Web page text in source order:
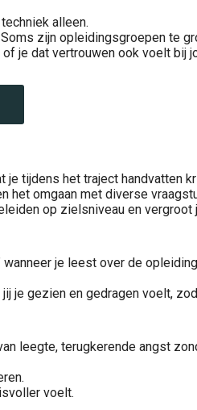
alleen.
zijn opleidingsgroepen te
je dat vertrouwen ook voelt bij
tijdens het traject handvatten
het omgaan met diverse
op zielsniveau en
je leest over de
je gezien en gedragen voelt,
leegte, terugkerende angst
voelt.